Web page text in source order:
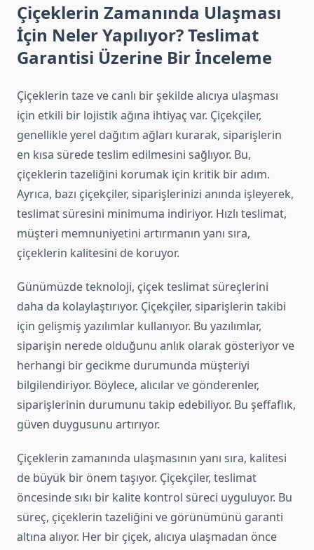
Çiçeklerin Zamanında Ulaşması
İçin Neler Yapılıyor? Teslimat
Garantisi Üzerine Bir İnceleme
Çiçeklerin taze ve canlı bir şekilde alıcıya ulaşması
için etkili bir lojistik ağına ihtiyaç var. Çiçekçiler,
genellikle yerel dağıtım ağları kurarak, siparişlerin
en kısa sürede teslim edilmesini sağlıyor. Bu,
çiçeklerin tazeliğini korumak için kritik bir adım.
Ayrıca, bazı çiçekçiler, siparişlerinizi anında işleyerek,
teslimat süresini minimuma indiriyor. Hızlı teslimat,
müşteri memnuniyetini artırmanın yanı sıra,
çiçeklerin kalitesini de koruyor.
Günümüzde teknoloji, çiçek teslimat süreçlerini
daha da kolaylaştırıyor. Çiçekçiler, siparişlerin takibi
için gelişmiş yazılımlar kullanıyor. Bu yazılımlar,
siparişin nerede olduğunu anlık olarak gösteriyor ve
herhangi bir gecikme durumunda müşteriyi
bilgilendiriyor. Böylece, alıcılar ve gönderenler,
siparişlerinin durumunu takip edebiliyor. Bu şeffaflık,
güven duygusunu artırıyor.
Çiçeklerin zamanında ulaşmasının yanı sıra, kalitesi
de büyük bir önem taşıyor. Çiçekçiler, teslimat
öncesinde sıkı bir kalite kontrol süreci uyguluyor. Bu
süreç, çiçeklerin tazeliğini ve görünümünü garanti
altına alıyor. Her bir çiçek, alıcıya ulaşmadan önce